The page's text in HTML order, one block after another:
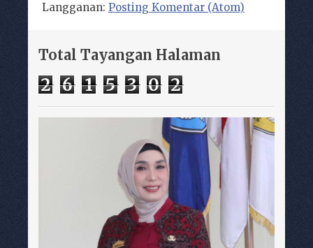
Langganan: Posting Komentar (Atom)
Total Tayangan Halaman
2 6 1 5 3 0 2